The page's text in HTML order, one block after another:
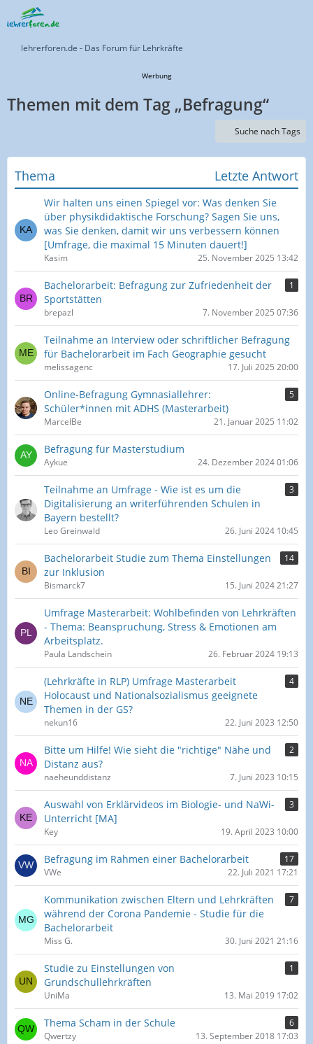
lehrerforen.de - Das Forum für Lehrkräfte
Werbung
Themen mit dem Tag „Befragung“
Suche nach Tags
Thema Letzte Antwort
Wir halten uns einen Spiegel vor: Was denken Sie
über physikdidaktische Forschung? Sagen Sie uns,
was Sie denken, damit wir uns verbessern können
[Umfrage, die maximal 15 Minuten dauert!]
Kasim 25. November 2025 13:42
Bachelorarbeit: Befragung zur Zufriedenheit der
Sportstätten
1
brepazl 7. November 2025 07:36
Teilnahme an Interview oder schriftlicher Befragung
für Bachelorarbeit im Fach Geographie gesucht
melissagenc 17. Juli 2025 20:00
Online-Befragung Gymnasiallehrer:
Schüler*innen mit ADHS (Masterarbeit)
5
MarcelBe 21. Januar 2025 11:02
Befragung für Masterstudium
Aykue 24. Dezember 2024 01:06
Teilnahme an Umfrage - Wie ist es um die
Digitalisierung an writerführenden Schulen in
Bayern bestellt?
3
Leo Greinwald 26. Juni 2024 10:45
Bachelorarbeit Studie zum Thema Einstellungen
zur Inklusion
14
Bismarck7 15. Juni 2024 21:27
Umfrage Masterarbeit: Wohlbefinden von Lehrkräften
- Thema: Beanspruchung, Stress & Emotionen am
Arbeitsplatz.
Paula Landschein 26. Februar 2024 19:13
(Lehrkräfte in RLP) Umfrage Masterarbeit
Holocaust und Nationalsozialismus geeignete
Themen in der GS?
4
nekun16 22. Juni 2023 12:50
Bitte um Hilfe! Wie sieht die "richtige" Nähe und
Distanz aus?
2
naeheunddistanz 7. Juni 2023 10:15
Auswahl von Erklärvideos im Biologie- und NaWi-
Unterricht [MA]
3
Key 19. April 2023 10:00
Befragung im Rahmen einer Bachelorarbeit
17
VWe
22. Juli 2021 17:21
Kommunikation zwischen Eltern und Lehrkräften
während der Corona Pandemie - Studie für die
Bachelorarbeit
7
Miss G. 30. Juni 2021 21:16
Studie zu Einstellungen von
Grundschullehrkräften
1
UniMa 13. Mai 2019 17:02
Thema Scham in der Schule
6
Qwertzy
13. September 2018 17:03